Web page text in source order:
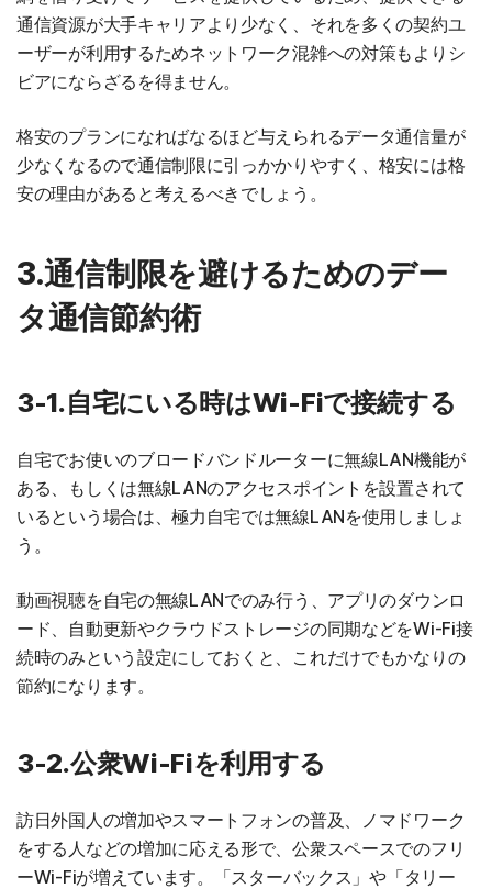
通信資源が大手キャリアより少なく、それを多くの契約ユ
ーザーが利用するためネットワーク混雑への対策もよりシ
ビアにならざるを得ません。
格安のプランになればなるほど与えられるデータ通信量が
少なくなるので通信制限に引っかかりやすく、格安には格
安の理由があると考えるべきでしょう。
3.通信制限を避けるためのデー
タ通信節約術
3-1.自宅にいる時はWi-Fiで接続する
自宅でお使いのブロードバンドルーターに無線LAN機能が
ある、もしくは無線LANのアクセスポイントを設置されて
いるという場合は、極力自宅では無線LANを使用しましょ
う。
動画視聴を自宅の無線LANでのみ行う、アプリのダウンロ
ード、自動更新やクラウドストレージの同期などをWi-Fi接
続時のみという設定にしておくと、これだけでもかなりの
節約になります。
3-2.公衆Wi-Fiを利用する
訪日外国人の増加やスマートフォンの普及、ノマドワーク
をする人などの増加に応える形で、公衆スペースでのフリ
ーWi-Fiが増えています。「スターバックス」や「タリー